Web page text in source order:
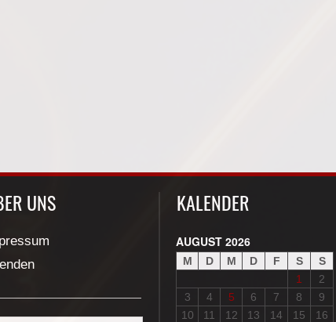
UNS KALENDER
AUGUST 2026
M D M D F S
S
1
2
3
4 5 6 7 8
9
10
11 12 13 14 15 16